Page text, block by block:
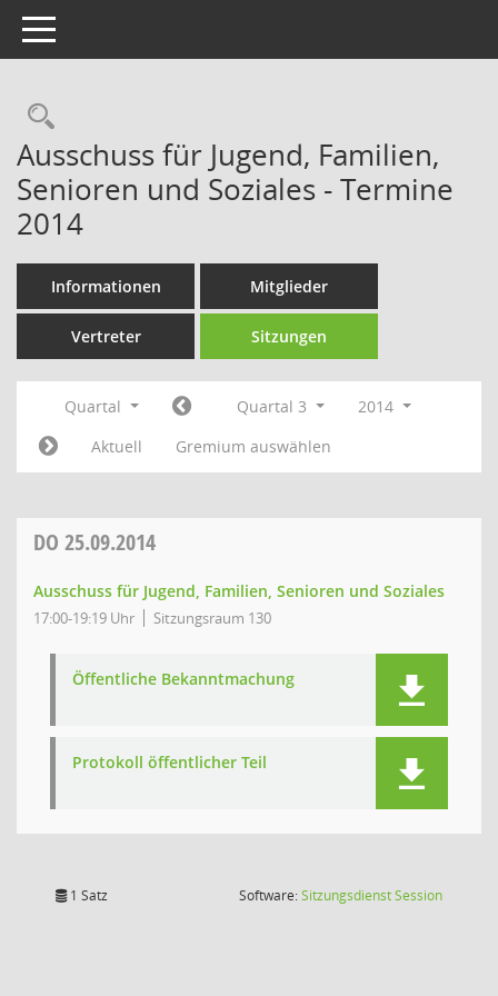
Toggle navigation
Rechercheauswahl
Ausschuss für Jugend, Familien,
Senioren und Soziales - Termine
2014
Informationen Mitglieder
Vertreter Sitzungen
Quartal Quartal 3
2014
Aktuell
Gremium auswählen
DO 25.09.2014
Ausschuss für Jugend, Familien, Senioren und Soziales
17:00-19:19 Uhr Sitzungsraum 130
Öffentliche Bekanntmachung
Protokoll öffentlicher Teil
1 Satz Software:SitzungsdienstSession(Wird in